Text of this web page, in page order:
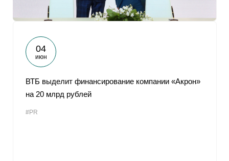
04
июн
ВТБ выделит финансирование компании «Акрон»
на 20 млрд рублей
#PR